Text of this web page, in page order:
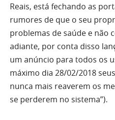
Reais, está fechando as
rumores de que o seu
problemas de saúde e não
adiante, por conta disso
um anúncio para todos os
máximo dia 28/02/2018
nunca mais reaverem os
se perderem no sistema”).